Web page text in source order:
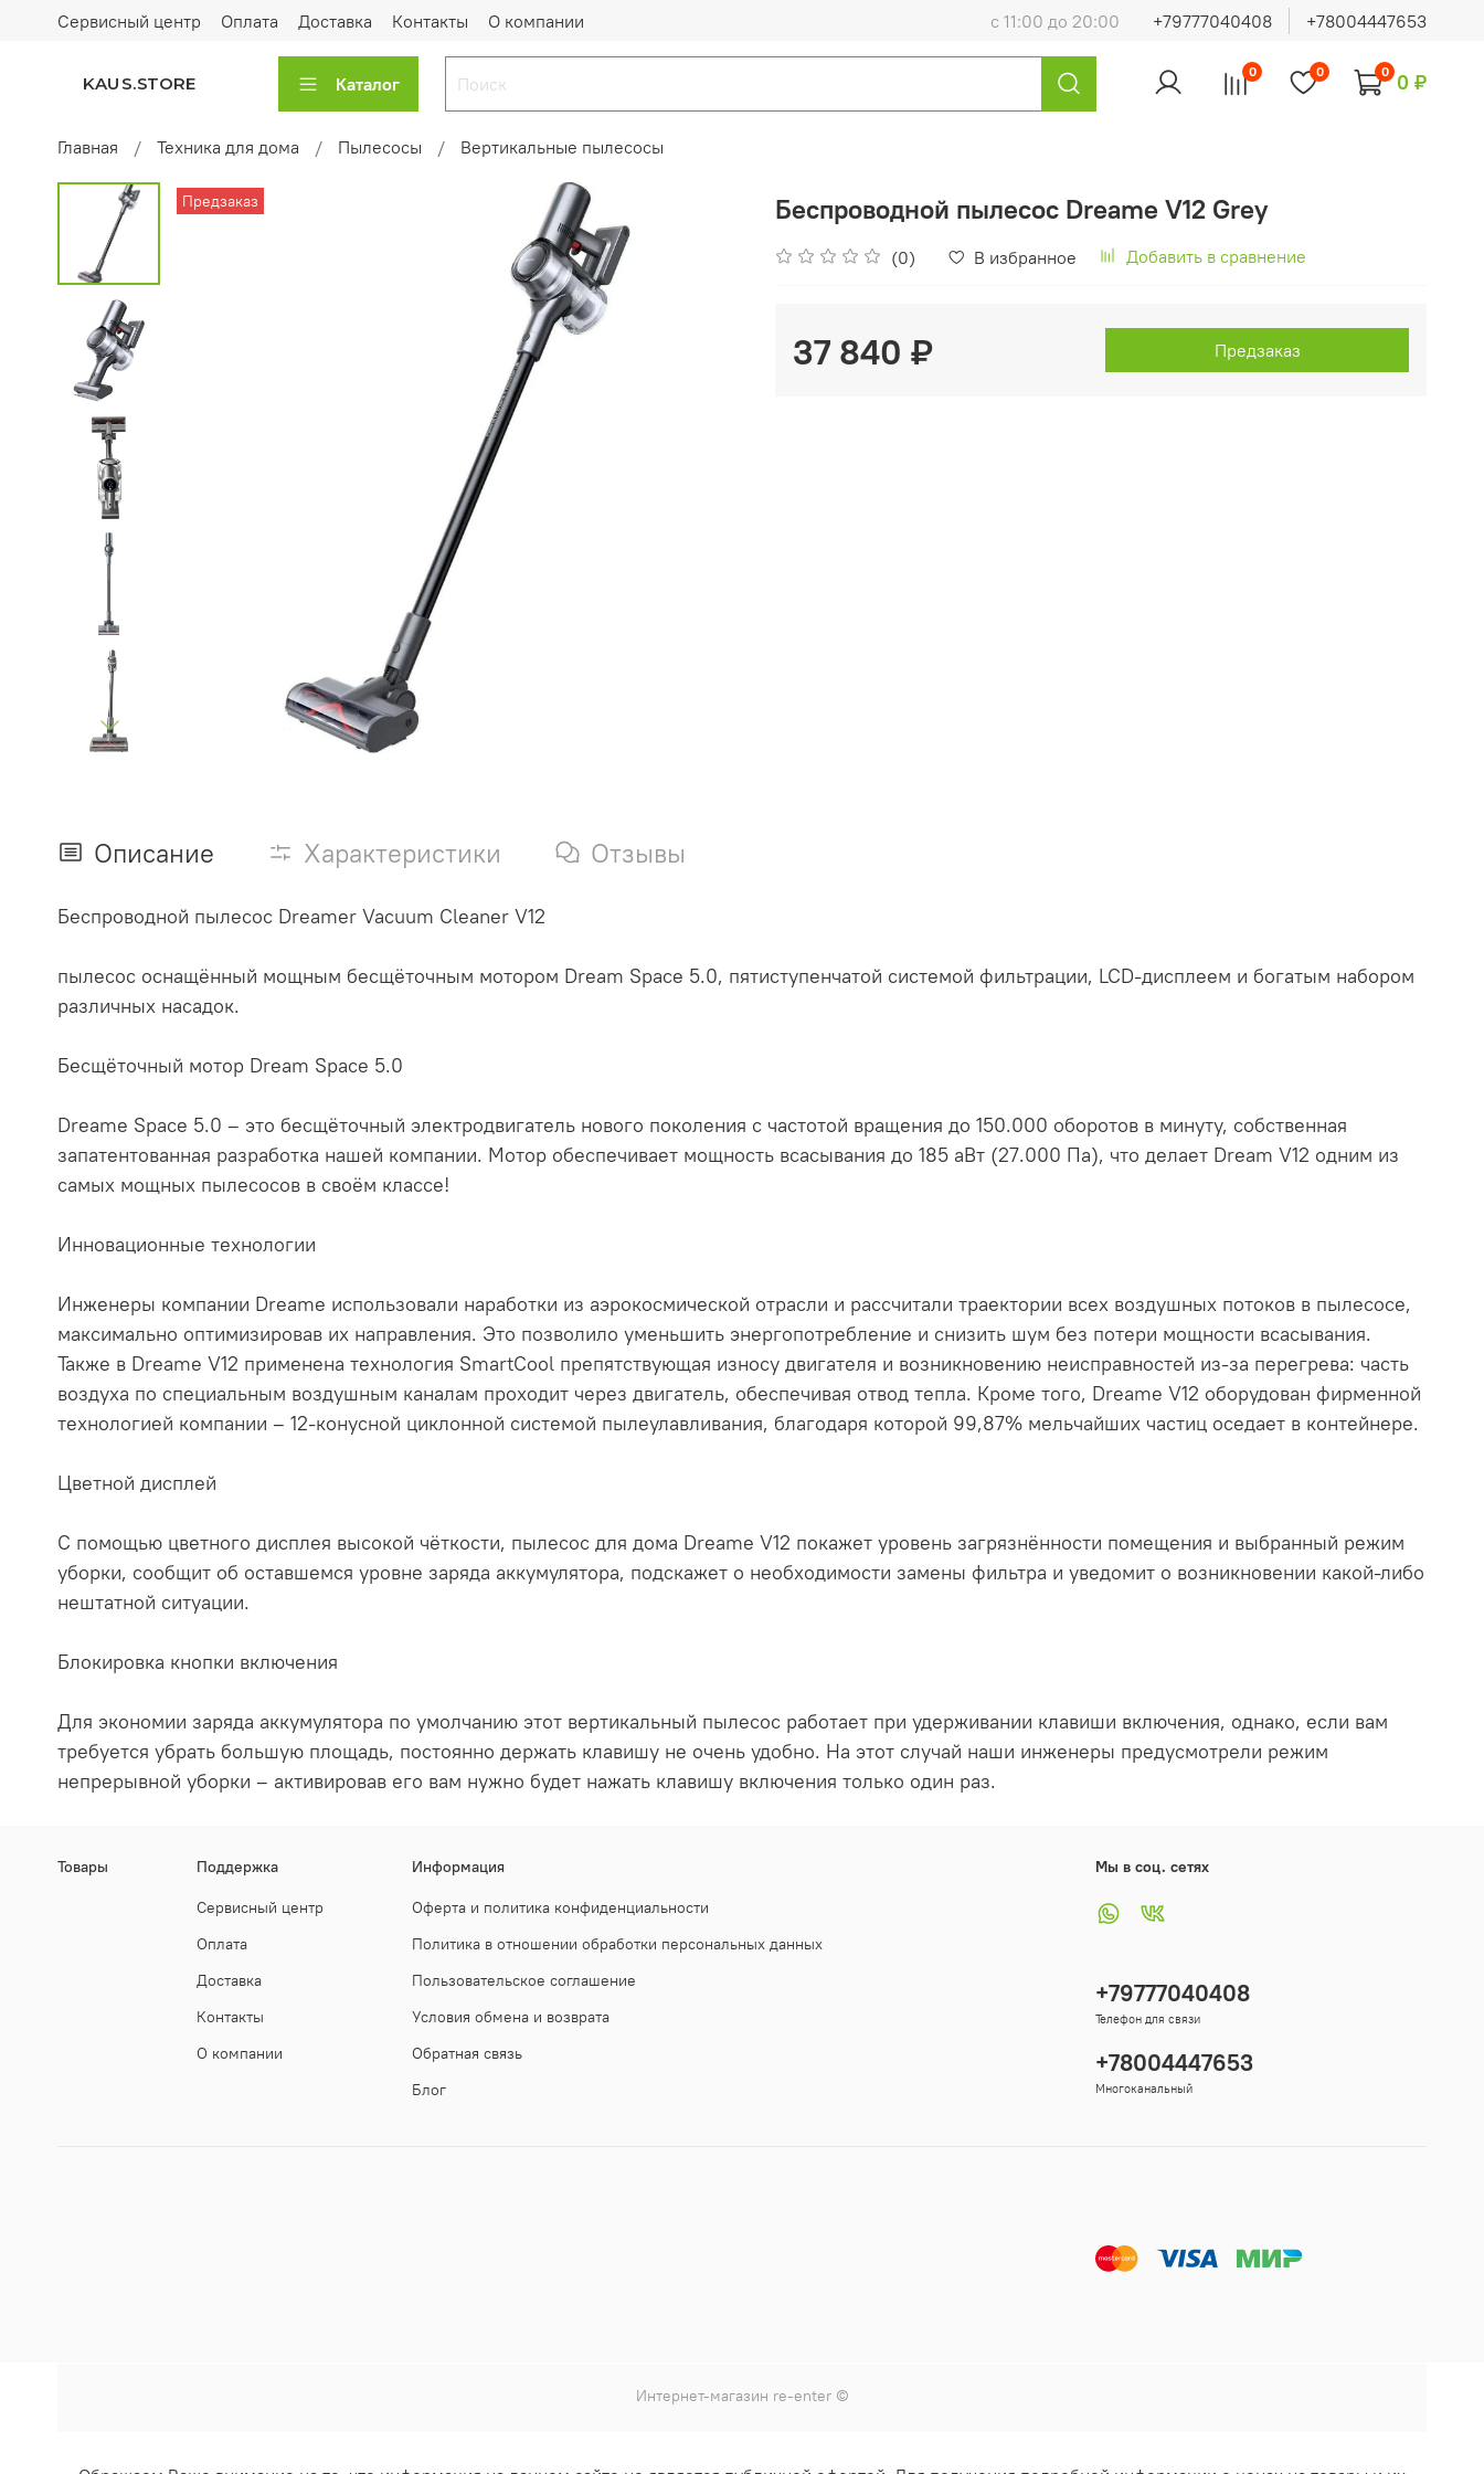
Сервисный центр Оплата Доставка Контакты О компании с 11:00 до 20:00 +79777040408 +78004447653
KAUS.STORE Каталог
0 0 0 0 ₽
Главная Техника для дома Пылесосы Вертикальные пылесосы
Предзаказ Беспроводной пылесос Dreame V12 Grey
(0) В избранное Добавить в сравнение
37 840 ₽ Предзаказ
Описание Характеристики Отзывы
Беспроводной пылесос Dreamer Vacuum Cleaner V12
пылесос оснащённый мощным бесщёточным мотором Dream Space 5.0, пятиступенчатой системой фильтрации, LCD-дисплеем и богатым набором
различных насадок.
Бесщёточный мотор Dream Space 5.0
Dreame Space 5.0 – это бесщёточный электродвигатель нового поколения с частотой вращения до 150.000 оборотов в минуту, собственная
запатентованная разработка нашей компании. Мотор обеспечивает мощность всасывания до 185 аВт (27.000 Па), что делает Dream V12 одним из
самых мощных пылесосов в своём классе!
Инновационные технологии
Инженеры компании Dreame использовали наработки из аэрокосмической отрасли и рассчитали траектории всех воздушных потоков в пылесосе,
максимально оптимизировав их направления. Это позволило уменьшить энергопотребление и снизить шум без потери мощности всасывания.
Также в Dreame V12 применена технология SmartCool препятствующая износу двигателя и возникновению неисправностей из-за перегрева: часть
воздуха по специальным воздушным каналам проходит через двигатель, обеспечивая отвод тепла. Кроме того, Dreame V12 оборудован фирменной
технологией компании – 12-конусной циклонной системой пылеулавливания, благодаря которой 99,87% мельчайших частиц оседает в контейнере.
Цветной дисплей
С помощью цветного дисплея высокой чёткости, пылесос для дома Dreame V12 покажет уровень загрязнённости помещения и выбранный режим
уборки, сообщит об оставшемся уровне заряда аккумулятора, подскажет о необходимости замены фильтра и уведомит о возникновении какой-либо
нештатной ситуации.
Блокировка кнопки включения
Для экономии заряда аккумулятора по умолчанию этот вертикальный пылесос работает при удерживании клавиши включения, однако, если вам
требуется убрать большую площадь, постоянно держать клавишу не очень удобно. На этот случай наши инженеры предусмотрели режим
непрерывной уборки – активировав его вам нужно будет нажать клавишу включения только один раз.
Товары Поддержка
Сервисный центр
Оплата
Доставка
Контакты
О компании
Информация
Оферта и политика конфиденциальности
Политика в отношении обработки персональных данных
Пользовательское соглашение
Условия обмена и возврата
Обратная связь
Блог
Мы в соц. сетях
+79777040408
Телефон для связи
+78004447653
Многоканальный
Интернет-магазин re-enter ©